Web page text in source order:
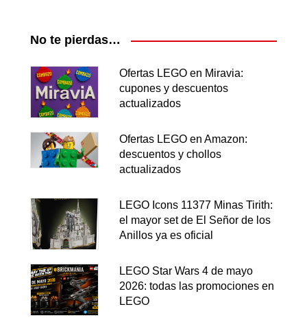
No te pierdas…
Ofertas LEGO en Miravia:
cupones y descuentos
actualizados
Ofertas LEGO en Amazon:
descuentos y chollos
actualizados
LEGO Icons 11377 Minas Tirith:
el mayor set de El Señor de los
Anillos ya es oficial
LEGO Star Wars 4 de mayo
2026: todas las promociones en
LEGO